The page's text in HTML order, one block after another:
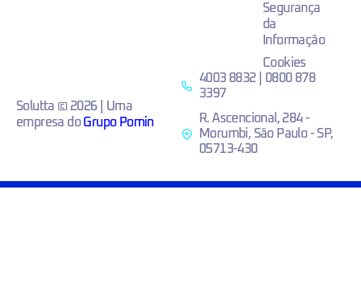
Segurança
da
Informação
Cookies
Solutta © 2026 | Uma
empresa doGrupo Pomin
4003 8832 | 0800 878
3397
R. Ascencional, 284 -
Morumbi, São Paulo - SP,
05713-430